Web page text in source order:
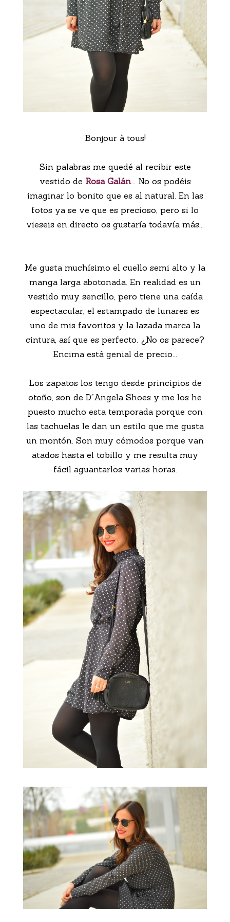
Bonjour à tous!
Sin palabras me quedé al recibir este
vestido de Rosa Galán... No os podéis
imaginar lo bonito que es al natural. En las
fotos ya se ve que es precioso, pero si lo
vieseis en directo os gustaría todavía más...
Me gusta muchísimo el cuello semi alto y la
manga larga abotonada. En realidad es un
vestido muy sencillo, pero tiene una caída
espectacular, el estampado de lunares es
uno de mis favoritos y la lazada marca la
cintura, así que es perfecto. ¿No os parece?
Encima está genial de precio...
Los zapatos los tengo desde principios de
otoño, son de D´Angela Shoes y me los he
puesto mucho esta temporada porque con
las tachuelas le dan un estilo que me gusta
un montón. Son muy cómodos porque van
atados hasta el tobillo y me resulta muy
fácil aguantarlos varias horas.